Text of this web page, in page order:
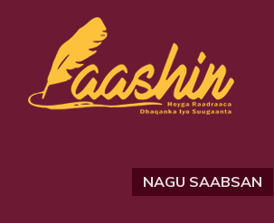
NAGU SAABSAN